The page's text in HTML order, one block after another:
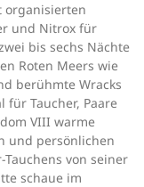
organisierten
und Nitrox für
bis sechs Nächte
Roten Meers wie
berühmte Wracks
Taucher, Paare
VIII warme
und persönlichen
von seiner
schaue im